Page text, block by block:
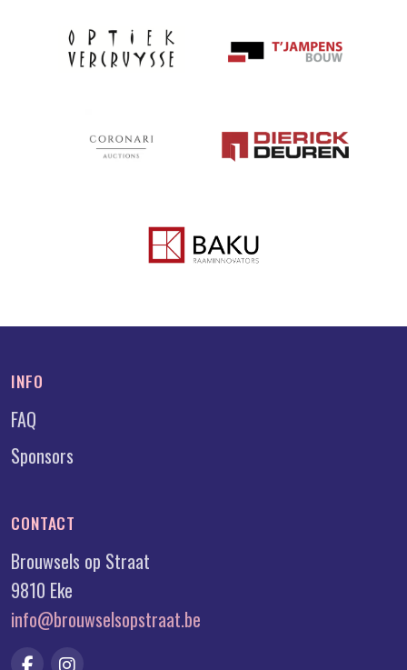
INFO
FAQ
Sponsors
CONTACT
Brouwsels op Straat
9810 Eke
info@brouwselsopstraat.be